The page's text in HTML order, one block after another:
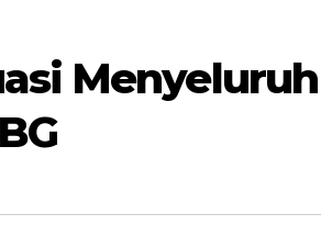
Menyeluruh